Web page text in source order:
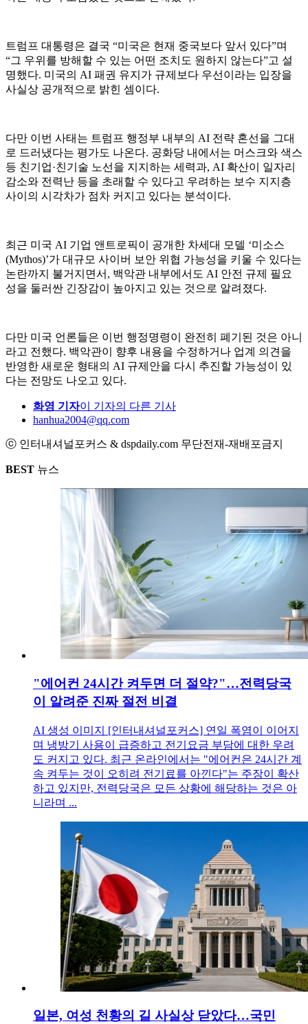
트럼프 대통령은 결국 “미국은 현재 중국보다 앞서 있다”며
“그 우위를 방해할 수 있는 어떤 조치도 원하지 않는다”고 설
명했다. 미국의 AI 패권 유지가 규제보다 우선이라는 입장을
사실상 공개적으로 밝힌 셈이다.
다만 이번 사태는 트럼프 행정부 내부의 AI 전략 혼선을 그대
로 드러냈다는 평가도 나온다. 공화당 내에서는 머스크와 색스
등 친기업·친기술 노선을 지지하는 세력과, AI 확산이 일자리
감소와 전력난 등을 초래할 수 있다고 우려하는 보수 지지층
사이의 시각차가 점차 커지고 있다는 분석이다.
최근 미국 AI 기업 앤트로픽이 공개한 차세대 모델 ‘미소스
(Mythos)’가 대규모 사이버 보안 위협 가능성을 키울 수 있다는
논란까지 불거지면서, 백악관 내부에서도 AI 안전 규제 필요
성을 둘러싼 긴장감이 높아지고 있는 것으로 알려졌다.
다만 미국 언론들은 이번 행정명령이 완전히 폐기된 것은 아니
라고 전했다. 백악관이 향후 내용을 수정하거나 업계 의견을
반영한 새로운 형태의 AI 규제안을 다시 추진할 가능성이 있
다는 전망도 나오고 있다.
화영 기자이 기자의 다른 기사
hanhua2004@qq.com
ⓒ 인터내셔널포커스 & dspdaily.com 무단전재-재배포금지
BEST 뉴스
"에어컨 24시간 켜두면 더 절약?"…전력당국
이 알려준 진짜 절전 비결
AI 생성 이미지 [인터내셔널포커스] 연일 폭염이 이어지
며 냉방기 사용이 급증하고 전기요금 부담에 대한 우려
도 커지고 있다. 최근 온라인에서는 "에어컨은 24시간 계
속 켜두는 것이 오히려 전기료를 아낀다"는 주장이 확산
하고 있지만, 전력당국은 모든 상황에 해당하는 것은 아
니라며 ...
일본, 여성 천황의 길 사실상 닫았다…국민